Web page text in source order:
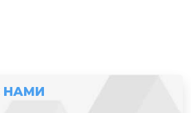
НАМИ